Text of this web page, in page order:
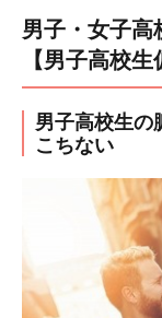
男子・女子高
【男子高校生
男子高校生
こちない